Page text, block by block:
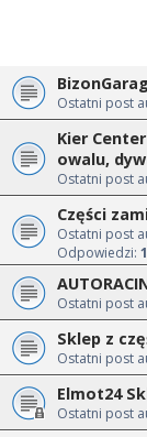
Ostatni post
Kier
owalu,
Ostatni post
Części
Ostatni post
Odpowiedzi: 1
Ostatni post
Sklep z
Ostatni post
Elmot24
Ostatni post